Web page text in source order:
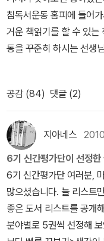
세상과 사회, 인간 본성
한다. ‘개와는 다른’ 인간
성장 이야기는, 그래서
것들을 잃어가면서까지
가면을 쓰고 살아가는 현
창신강의 통찰력 있는 시
떠나는 개의 모습은 정체
아보고 미래를 내다볼 수 있는
준한 작품 활동을 통해 보
게을리 하지 않는 듯 보인
꾸는 세상에 한 발 더 다가
다음 작품을 기다리게 되는 이유다. 창신강은 현
집요하게 더듬는 작가다.
침독서운동 홈피에 들어
거운 책읽기를 할 수 있
동을 꾸준히 하시는 선생
로 권장도서, 추천도서라
면 부작용만 낳을 뿐이라
건 너무 심한 간섭이기 때
어하고, 책이란 고리타분
‘이런 책도 있어, 선생님
고 싶은 책일 뿐이다. 읽
읽고 있는 책에 의해 그
권 덕분에 한 사람의 생각
에게 그러했듯이, 내가 만
친구가 되어줄 것이라는
공감 (84) 댓글 (2)
지아네스
6기 신간평가단이 선정한
6기 신간평가단 여러분,
많으셨습니다. 늘 리스트
좋은 도서 리스트를 공개
분야별로 5권씩 선정해